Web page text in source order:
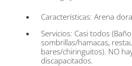
Características: Arena
Servicios: Casi todos
sombrillas/hamacas,
bares/chiringuitos). NO
discapacitados.